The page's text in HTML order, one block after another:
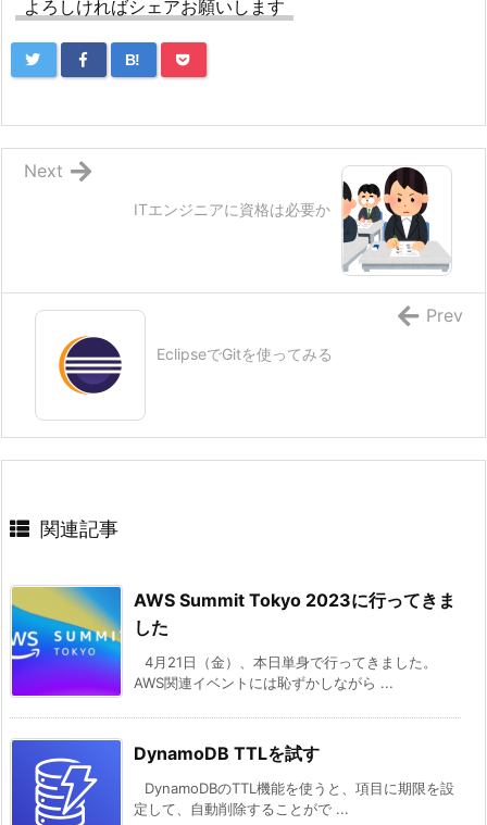
よろしければシェアお願いします
B!
ITエンジニアに資格は必要か
Next
EclipseでGitを使ってみる
Prev
関連記事
AWS Summit Tokyo 2023に行ってきま
した
4月21日（金）、本日単身で行ってきました。
AWS関連イベントには恥ずかしながら ...
DynamoDB TTLを試す
DynamoDBのTTL機能を使うと、項目に期限を設
定して、自動削除することがで ...